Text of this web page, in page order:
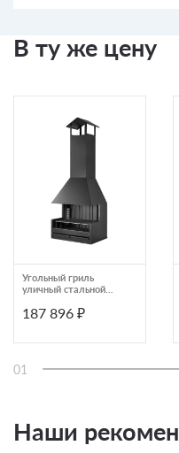
В ту же цену
Угольный гриль
уличный стальной
B2155
187 896 ₽
01
Наши